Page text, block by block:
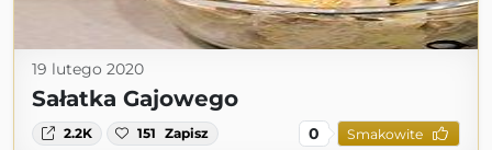
19 lutego 2020
Sałatka Gajowego
2.2K 151 Zapisz 0 Smakowite